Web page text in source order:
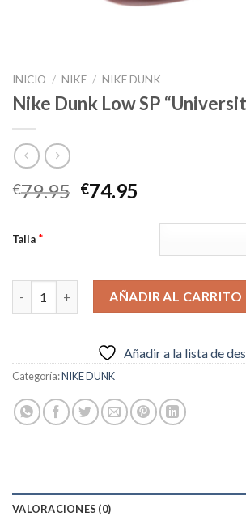
INICIO / NIKE / NIKE DUNK
Nike Dunk Low SP
€79.95 El
€74.95
actual
Talla *
Nike Dunk Low SP “University Red”
AÑADIR AL CARRITO
Añadir a la lista de
Categoría:NIKE DUNK
VALORACIONES (0)